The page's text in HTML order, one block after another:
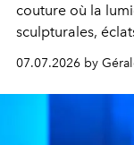
couture où la
sculpturales,
aussi précieux
07.07.2026 by